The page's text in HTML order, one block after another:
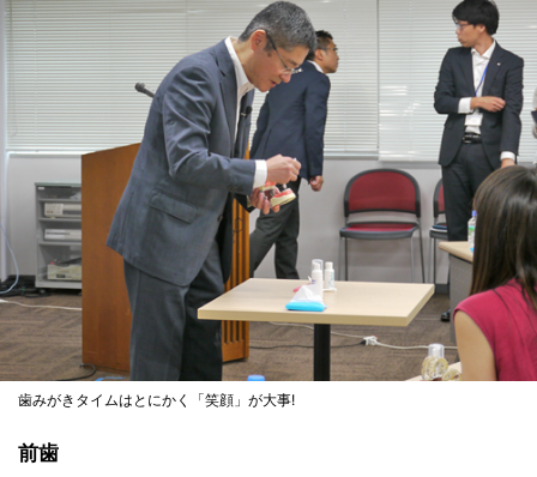
歯みがきタイムはとにかく「笑顔」が大事!
前歯